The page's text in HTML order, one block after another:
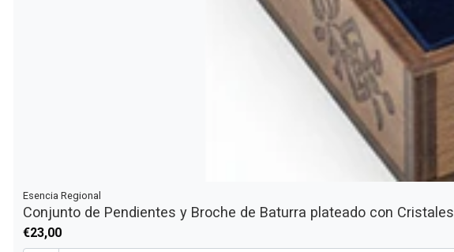
a
l
Esencia Regional
Conjunto de Pendientes y Broche de Baturra plateado con Cristales
€23,00